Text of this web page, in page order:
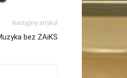
Następny artykuł
bez ZAiKS